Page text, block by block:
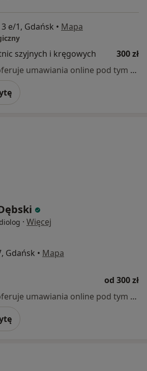
e/1, Gdańsk • Mapa
szyjnych i kręgowych
300 zł
Specjalista nie oferuje umawiania online pod tym adresem.
· Więcej
Gdańsk • Mapa
od 300 zł
Specjalista nie oferuje umawiania online pod tym adresem.